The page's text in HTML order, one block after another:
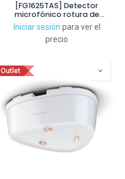
[FG1625TAS] Detector
microfónico rotura de
cristal FlexGuard. Alcance
7.6 m lineal. Resistencia
antivandálica
Iniciar sesión para ver el
precio
Outlet